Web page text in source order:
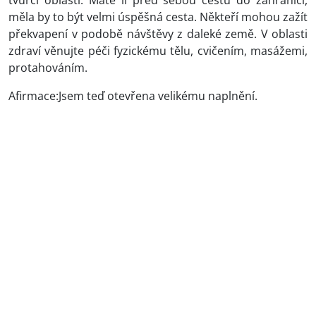
měla by to být velmi úspěšná cesta. Někteří mohou zažít
překvapení v podobě návštěvy z daleké země. V oblasti
zdraví věnujte péči fyzickému tělu, cvičením, masážemi,
protahováním.
Afirmace:Jsem teď otevřena velikému naplnění.